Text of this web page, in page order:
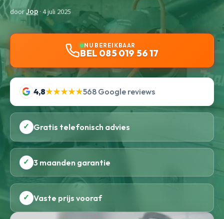
doorJop· 4 juli 2025
NU BEREIKBAAR
BEL 085 019 56 17
4,8★★★★★568 Google reviews
✓ Gratis telefonisch advies
✓ 3 maanden garantie
✓ Vaste prijs vooraf